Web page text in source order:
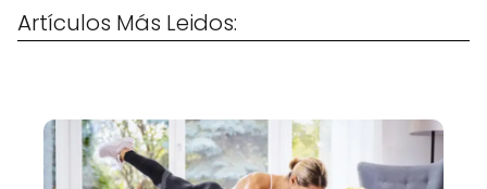
Artículos Más Leidos: